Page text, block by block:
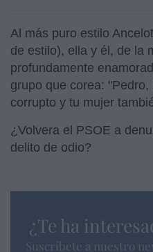
Al más puro estilo
de estilo), ella y él, de la
profundamente
grupo que corea:
corrupto y tu mujer
¿Volvera el PSOE a
delito de odio?
¿Te ha
Suscríbete a nuestro